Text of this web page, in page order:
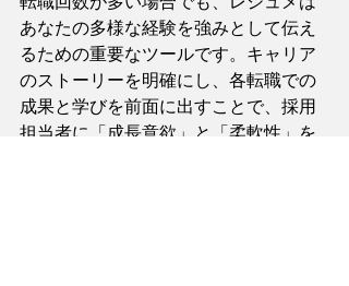
あなたの多様な経験を強みとして伝え
るための重要なツールです。キャリア
のストーリーを明確にし、各転職での
成果と学びを前面に出すことで、採用
担当者に「成長意欲」と「柔軟性」を